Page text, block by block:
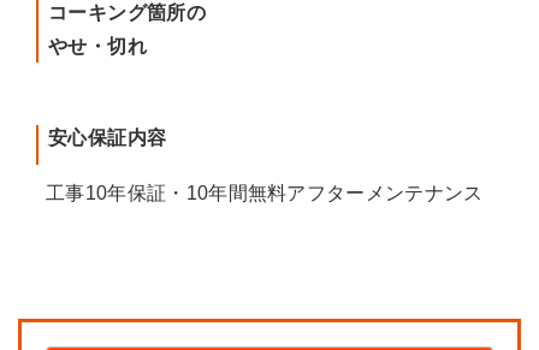
コーキング箇所の
やせ・切れ
安心保証内容
工事10年保証・10年間無料アフターメンテナンス